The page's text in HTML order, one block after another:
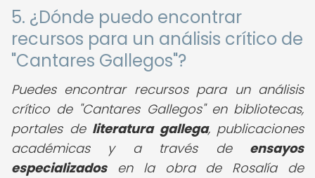
5. ¿Dónde puedo encontrar
recursos para un análisis crítico de
"Cantares Gallegos"?
Puedes encontrar recursos para un análisis
crítico de "Cantares Gallegos" en bibliotecas,
portales de literatura gallega, publicaciones
académicas y a través de ensayos
especializadosen la obra de Rosalía de